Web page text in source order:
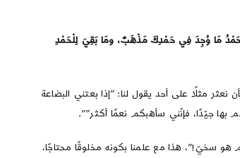
مَا وُجِدَ فِي حَمْدِكَ مَذْهَبٌ، ومَا بَقِيَ لِلْحَمْدِ
نعثر مثلًا على أحد يقول لنا: “إذا بعتني البضاعة
بها جيّدًا، فإنّني سأهبكم نعمًا أكثر””.
سخيّ!”، هذا مع علمنا بكونه مخلوقًا محتاجًا،